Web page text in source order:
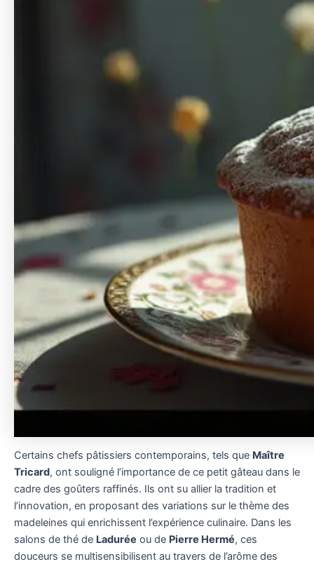
Certains chefs pâtissiers contemporains, tels que Maître
Tricard, ont souligné l’importance de ce petit gâteau dans le
cadre des goûters raffinés. Ils ont su allier la tradition et
l’innovation, en proposant des variations sur le thème des
madeleines qui enrichissent l’expérience culinaire. Dans les
salons de thé de Ladurée ou de Pierre Hermé, ces
douceurs se multisensibilisent au travers de l’arôme des